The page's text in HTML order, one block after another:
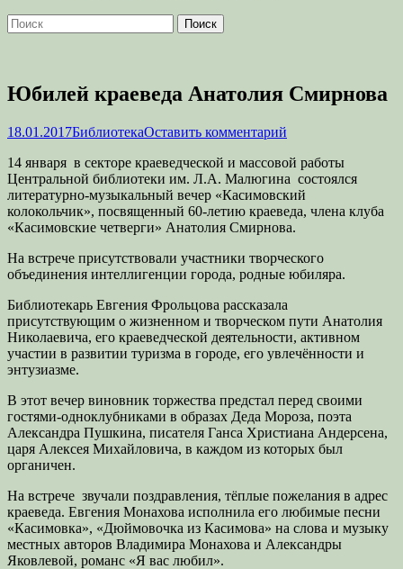
Поиск
Найти:
Юбилей краеведа Анатолия Смирнова
Опубликовано
18.01.2017Автор
БиблиотекаОставить комментарий
14 января в секторе краеведческой и массовой работы
Центральной библиотеки им. Л.А. Малюгина состоялся
литературно-музыкальный вечер «Касимовский
колокольчик», посвященный 60-летию краеведа, члена клуба
«Касимовские четверги» Анатолия Смирнова.
На встрече присутствовали участники творческого
объединения интеллигенции города, родные юбиляра.
Библиотекарь Евгения Фрольцова рассказала
присутствующим о жизненном и творческом пути Анатолия
Николаевича, его краеведческой деятельности, активном
участии в развитии туризма в городе, его увлечённости и
энтузиазме.
В этот вечер виновник торжества предстал перед своими
гостями-одноклубниками в образах Деда Мороза, поэта
Александра Пушкина, писателя Ганса Христиана Андерсена,
царя Алексея Михайловича, в каждом из которых был
органичен.
На встрече звучали поздравления, тёплые пожелания в адрес
краеведа. Евгения Монахова исполнила его любимые песни
«Касимовка», «Дюймовочка из Касимова» на слова и музыку
местных авторов Владимира Монахова и Александры
Яковлевой, романс «Я вас любил».